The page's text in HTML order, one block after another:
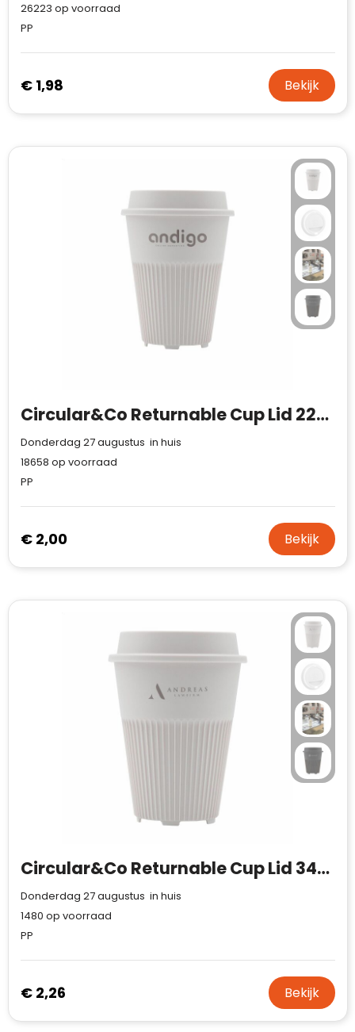
26223 op voorraad
PP
€ 1,98 Bekijk
Circular&Co Returnable Cup Lid 227 ml koffiebeker
Donderdag 27 augustus in huis
18658 op voorraad
PP
€ 2,00 Bekijk
Circular&Co Returnable Cup Lid 340 ml koffiebeker
Donderdag 27 augustus in huis
1480 op voorraad
PP
€ 2,26 Bekijk